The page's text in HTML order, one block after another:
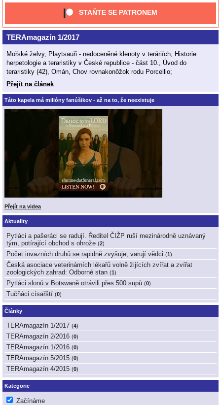
STAŇTE SE PATRONEM
TERAmagazín 1/2017
Mořské želvy, Playtsauři - nedoceněné klenoty v teráriích, Historie
herpetologie a teraristiky v České republice - část 10., Úvod do
teraristiky (42), Omán, Chov rovnakonôžok rodu Porcellio;
Přejít na článek
Táto kapela má milióny fanúšikov - až na to, že neexistuje
Přejít na videa
Aktuality
Pytláci a pašeráci se radují. Ředitel ČIŽP ruší mezinárodně uznávaný
tým, potírající obchod s ohrože (2)
Počet invazních druhů se rapidně zvyšuje, varují vědci (1)
Česká asociace veterinárních lékařů volně žijících zvířat a zvířat
zoologických zahrad: Odborné stan (1)
Pytláci slonů v Botswaně otrávili přes 500 supů (0)
Tučňáci císařští (0)
Články
TERAmagazín 1/2017 (4)
TERAmagazín 2/2016 (0)
TERAmagazín 1/2016 (0)
TERAmagazín 5/2015 (0)
TERAmagazín 4/2015 (0)
Kategorie
Začínáme